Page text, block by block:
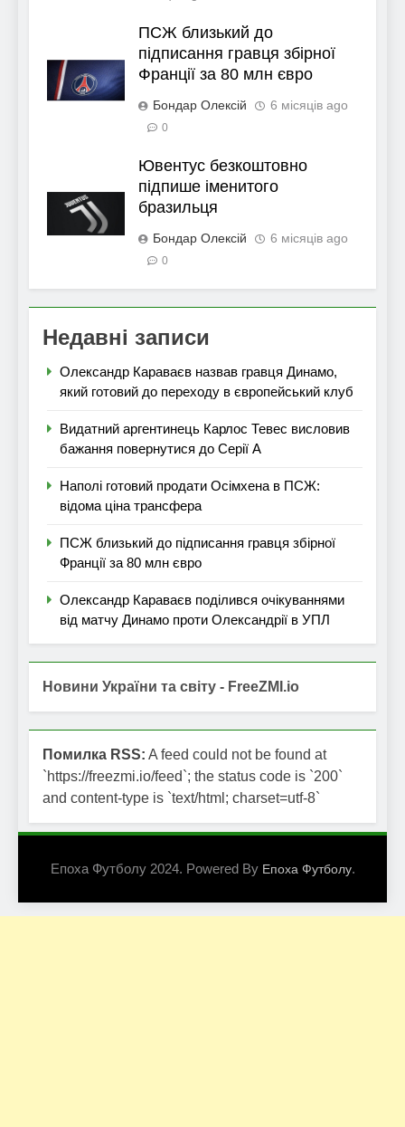
ПСЖ близький до
підписання гравця збірної
Франції за 80 млн євро
Бондар Олексій 6 місяців ago
0
Ювентус безкоштовно
підпише іменитого
бразильця
Бондар Олексій 6 місяців ago
0
Недавні записи
Олександр Караваєв назвав гравця Динамо,
який готовий до переходу в європейський клуб
Видатний аргентинець Карлос Тевес висловив
бажання повернутися до Серії А
Наполі готовий продати Осімхена в ПСЖ:
відома ціна трансфера
ПСЖ близький до підписання гравця збірної
Франції за 80 млн євро
Олександр Караваєв поділився очікуваннями
від матчу Динамо проти Олександрії в УПЛ
Новини України та світу - FreeZMI.io
Помилка RSS: A feed could not be found at
`https://freezmi.io/feed`; the status code is `200`
and content-type is `text/html; charset=utf-8`
Епоха Футболу 2024. Powered By Епоха Футболу.